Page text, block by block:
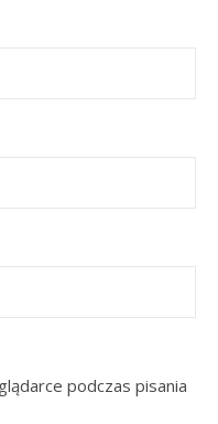
podczas pisania